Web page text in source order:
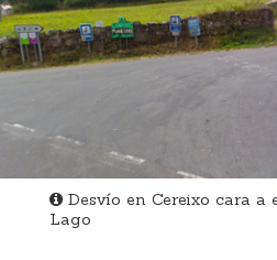
Desvío en Cereixo cara a
Lago